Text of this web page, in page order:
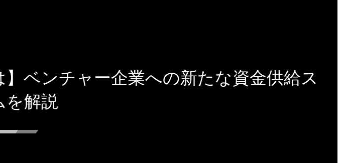
ベンチャー企業への新たな資金供給ス
を解説